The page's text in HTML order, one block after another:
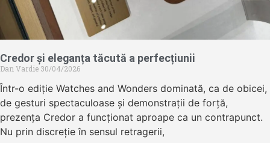
Credor și eleganța tăcută a perfecțiunii
Dan Vardie 30/04/2026
Într-o ediție Watches and Wonders dominată, ca de obicei,
de gesturi spectaculoase și demonstrații de forță,
prezența Credor a funcționat aproape ca un contrapunct.
Nu prin discreție în sensul retragerii,